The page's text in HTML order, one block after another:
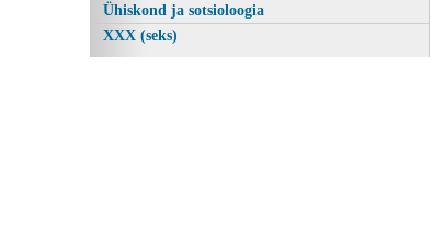
Ühiskond ja sotsioloogia
XXX (seks)